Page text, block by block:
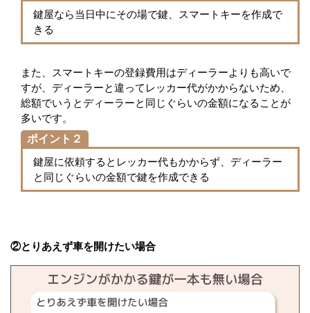
鍵屋なら当日中にその場で鍵、スマートキーを作成で
きる
また、スマートキーの登録費用はディーラーよりも高いで
すが、ディーラーと違ってレッカー代がかからないため、
総額でいうとディーラーと同じぐらいの金額になることが
多いです。
ポイント２
鍵屋に依頼するとレッカー代もかからず、ディーラー
と同じぐらいの金額で鍵を作成できる
②とりあえず車を開けたい場合